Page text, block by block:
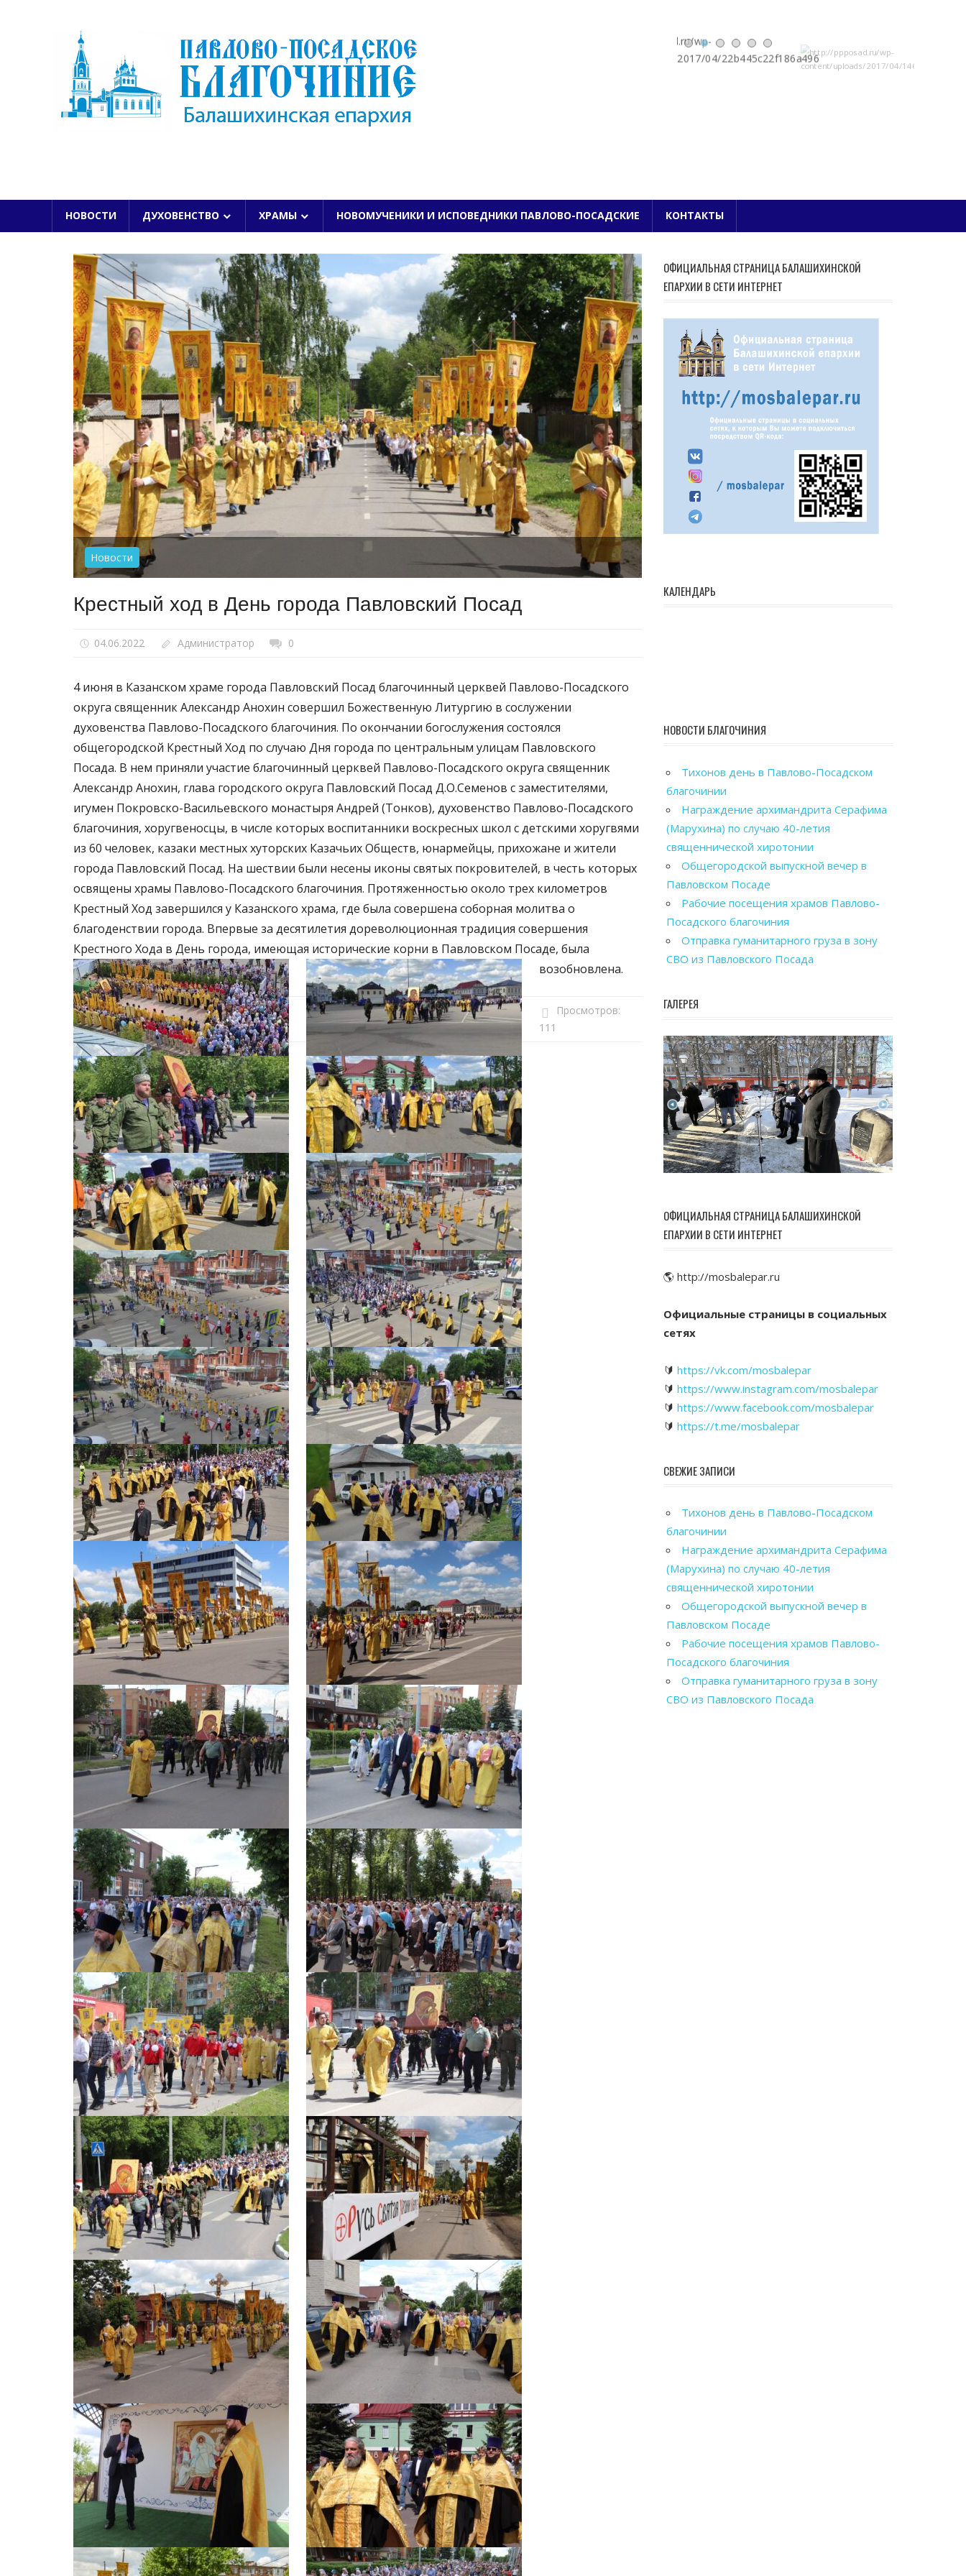
ПАВЛОВО-ПОСАДСКОЕ БЛАГОЧИНИЕ
НОВОСТИ ДУХОВЕНСТВО ХРАМЫ НОВОМУЧЕНИКИ И ИСПОВЕДНИКИ ПАВЛОВО-ПОСАДСКИЕ КОНТАКТЫ
Новости
Крестный ход в День города Павловский Посад
04.06.2022 Администратор 0
4 июня в Казанском храме города Павловский Посад благочинный церквей Павлово-Посадского
округа священник Александр Анохин совершил Божественную Литургию в сослужении
духовенства Павлово-Посадского благочиния. По окончании богослужения состоялся
общегородской Крестный Ход по случаю Дня города по центральным улицам Павловского
Посада. В нем приняли участие благочинный церквей Павлово-Посадского округа священник
Александр Анохин, глава городского округа Павловский Посад Д.О.Семенов с заместителями,
игумен Покровско-Васильевского монастыря Андрей (Тонков), духовенство Павлово-Посадского
благочиния, хоругвеносцы, в числе которых воспитанники воскресных школ с детскими хоругвями
из 60 человек, казаки местных хуторских Казачьих Обществ, юнармейцы, прихожане и жители
города Павловский Посад. На шествии были несены иконы святых покровителей, в честь которых
освящены храмы Павлово-Посадского благочиния. Протяженностью около трех километров
Крестный Ход завершился у Казанского храма, где была совершена соборная молитва о
благоденствии города. Впервые за десятилетия дореволюционная традиция совершения
Крестного Хода в День города, имеющая исторические корни в Павловском Посаде, была
возобновлена.
Просмотров:
111
ОФИЦИАЛЬНАЯ СТРАНИЦА БАЛАШИХИНСКОЙ
ЕПАРХИИ В СЕТИ ИНТЕРНЕТ
КАЛЕНДАРЬ
НОВОСТИ БЛАГОЧИНИЯ
Тихонов день в Павлово-Посадском
благочинии
Награждение архимандрита Серафима
(Марухина) по случаю 40-летия
священнической хиротонии
Общегородской выпускной вечер в
Павловском Посаде
Рабочие посещения храмов Павлово-
Посадского благочиния
Отправка гуманитарного груза в зону
СВО из Павловского Посада
ГАЛЕРЕЯ
ОФИЦИАЛЬНАЯ СТРАНИЦА БАЛАШИХИНСКОЙ
ЕПАРХИИ В СЕТИ ИНТЕРНЕТ
🌎 http://mosbalepar.ru
Официальные страницы в социальных
сетях
🔰 https://vk.com/mosbalepar
🔰 https://www.instagram.com/mosbalepar
🔰 https://www.facebook.com/mosbalepar
🔰 https://t.me/mosbalepar
СВЕЖИЕ ЗАПИСИ
Тихонов день в Павлово-Посадском
благочинии
Награждение архимандрита Серафима
(Марухина) по случаю 40-летия
священнической хиротонии
Общегородской выпускной вечер в
Павловском Посаде
Рабочие посещения храмов Павлово-
Посадского благочиния
Отправка гуманитарного груза в зону
СВО из Павловского Посада